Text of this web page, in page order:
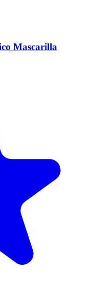
Mascarilla